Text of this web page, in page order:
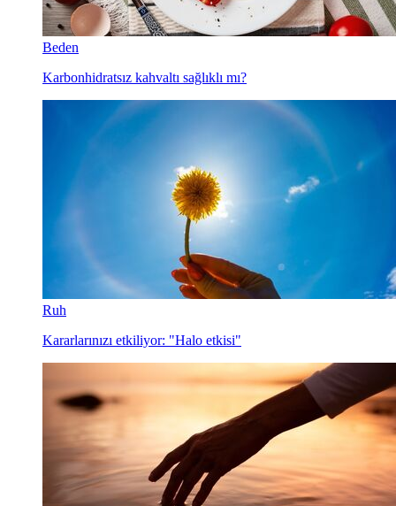
Beden
Karbonhidratsız kahvaltı sağlıklı mı?
Ruh
Kararlarınızı etkiliyor: "Halo etkisi"